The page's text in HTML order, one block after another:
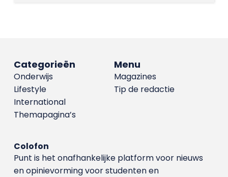
Menu
Magazines
Tip de redactie
Categorieën
Onderwijs
Lifestyle
International
Themapagina’s
Colofon
Punt is het onafhankelijke platform voor nieuws
en opinievorming voor studenten en